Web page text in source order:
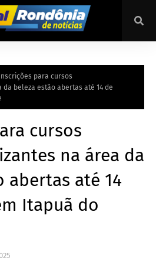
Inscrições para cursos
beleza estão abertas até 14 de
cursos
na área da
abertas até 14
Itapuã do